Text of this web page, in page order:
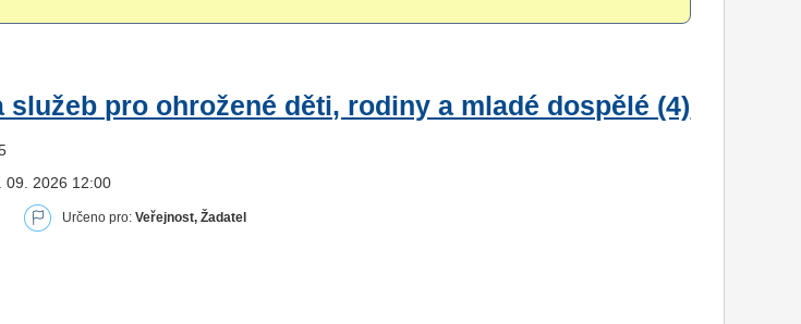
služeb pro ohrožené děti, rodiny a mladé dospělé (4)
09. 2026 12:00
Určeno pro:Veřejnost, Žadatel